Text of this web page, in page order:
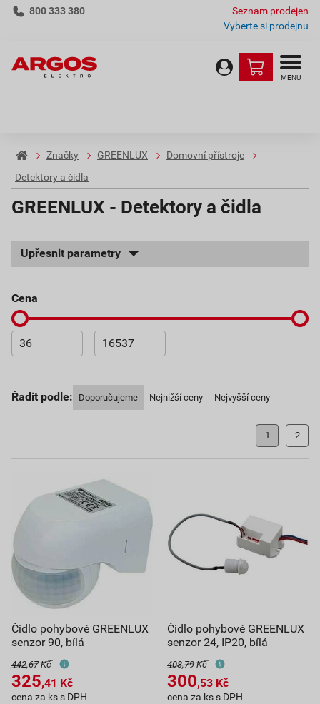
800 333 380
Seznam prodejen
Vyberte si prodejnu
MENU
Značky GREENLUX
Domovní přístroje
Detektory a čidla
GREENLUX - Detektory a čidla
Upřesnit parametry
cena
Řadit podle: Doporučujeme Nejnižší ceny Nejvyšší ceny
1 2
Čidlo pohybové GREENLUX
senzor 90, bílá
442,67 Kč
325,41 Kč
cena za ks s DPH
Čidlo pohybové GREENLUX
senzor 24, IP20, bílá
408,79 Kč
300,53 Kč
cena za ks s DPH